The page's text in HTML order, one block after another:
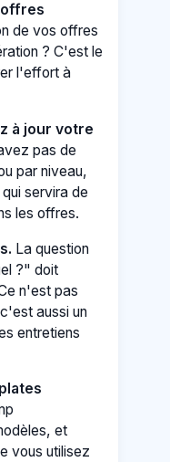
offres
de vos offres
? C'est le
l'effort à
à jour votre
pas de
par niveau,
servira de
les offres.
La question
?" doit
n'est pas
aussi un
entretiens
et
vous utilisez